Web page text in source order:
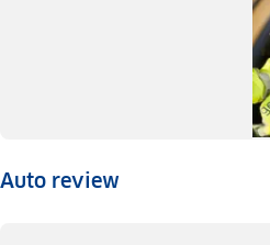
Auto review